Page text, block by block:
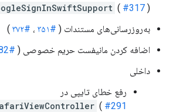
( #317 )
به‌روزرسانی‌های مستندات ( #۳۵۱ ، #۳۷۲
)
اضافه کردن مانیفست حریم خصوصی ( #382
داخلی
رفع خطای تایپی در
( #291